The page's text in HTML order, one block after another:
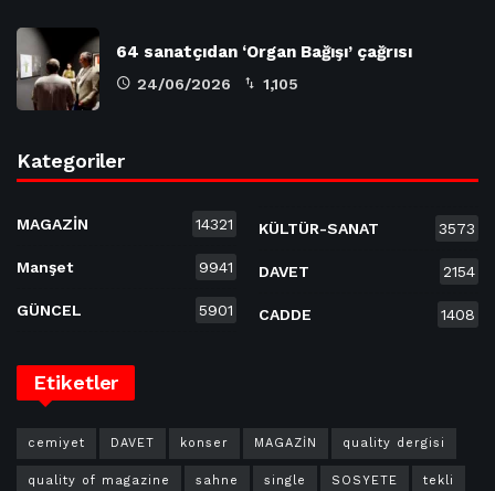
64 sanatçıdan ‘Organ Bağışı’ çağrısı
24/06/2026 1,105
Kategoriler
MAGAZİN 14321
Manşet 9941
GÜNCEL 5901
KÜLTÜR-SANAT 3573
DAVET 2154
CADDE 1408
Etiketler
cemiyet DAVET konser MAGAZİN quality dergisi
quality of magazine sahne single SOSYETE tekli